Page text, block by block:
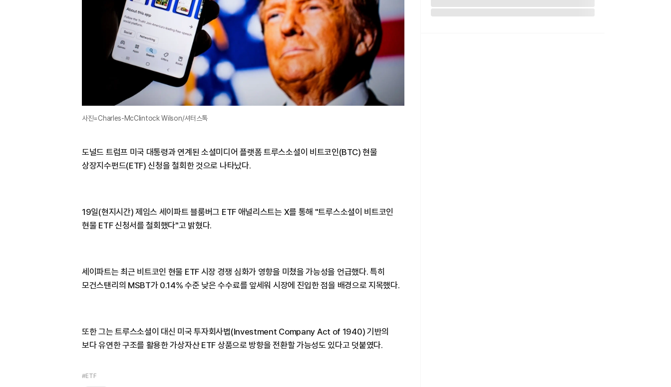
사진=Charles-McClintock Wilson/셔터스톡
도널드 트럼프 미국 대통령과 연계된 소셜미디어 플랫폼 트루스소셜이 비트코인(BTC) 현물
상장지수펀드(ETF) 신청을 철회한 것으로 나타났다.
19일(현지시간) 제임스 세이파트 블룸버그 ETF 애널리스트는 X를 통해 "트루스소셜이 비트코인
현물 ETF 신청서를 철회했다"고 밝혔다.
세이파트는 최근 비트코인 현물 ETF 시장 경쟁 심화가 영향을 미쳤을 가능성을 언급했다. 특히
모건스탠리의 MSBT가 0.14% 수준 낮은 수수료를 앞세워 시장에 진입한 점을 배경으로 지목했다.
또한 그는 트루스소셜이 대신 미국 투자회사법(Investment Company Act of 1940) 기반의
보다 유연한 구조를 활용한 가상자산 ETF 상품으로 방향을 전환할 가능성도 있다고 덧붙였다.
#ETF